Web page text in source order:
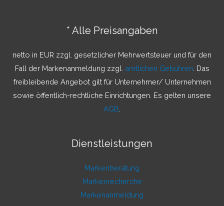
h
* Alle Preisangaben
netto in EUR zzgl. gesetzlicher Mehrwertsteuer und für den
Fall der Markenanmeldung zzgl. amtlichen Gebühren . Das
freibleibende Angebot gilt für Unternehmer/ Unternehmen
sowie öffentlich-rechtliche Einrichtungen. Es gelten unsere
AGB
Dienstleistungen
Markenberatung
Markenrecherche
Markenanmeldung